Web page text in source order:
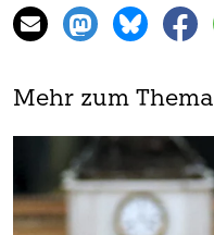
Mehr zum Thema